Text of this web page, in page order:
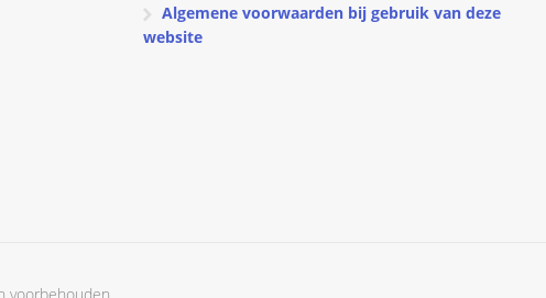
Algemene voorwaarden bij gebruik van deze
website